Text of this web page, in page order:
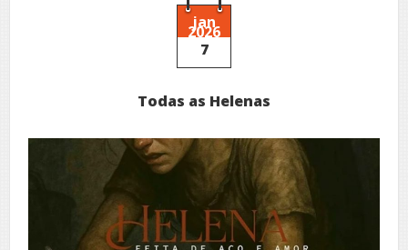
jan
2026
7
Todas as Helenas